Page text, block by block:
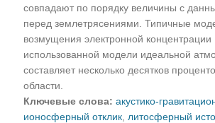
совпадают по порядку величины с
перед землетрясениями. Типичные
возмущения электронной концентрации
использованной модели идеальной
составляет несколько десятков
области.
Ключевые слова: акустико-
ионосферный отклик литосферный